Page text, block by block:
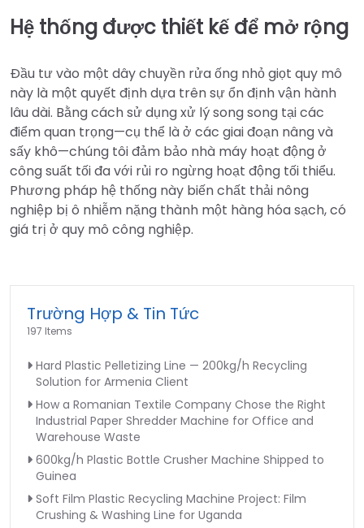
Hệ thống được thiết kế để mở rộng
Đầu tư vào một dây chuyền rửa ống nhỏ giọt quy mô
này là một quyết định dựa trên sự ổn định vận hành
lâu dài. Bằng cách sử dụng xử lý song song tại các
điểm quan trọng—cụ thể là ở các giai đoạn nâng và
sấy khô—chúng tôi đảm bảo nhà máy hoạt động ở
công suất tối đa với rủi ro ngừng hoạt động tối thiểu.
Phương pháp hệ thống này biến chất thải nông
nghiệp bị ô nhiễm nặng thành một hàng hóa sạch, có
giá trị ở quy mô công nghiệp.
Trường Hợp & Tin Tức
197 Items
Hard Plastic Pelletizing Line — 200kg/h Recycling
Solution for Armenia Client
How a Romanian Textile Company Chose the Right
Industrial Paper Shredder Machine for Office and
Warehouse Waste
600kg/h Plastic Bottle Crusher Machine Shipped to
Guinea
Soft Film Plastic Recycling Machine Project: Film
Crushing & Washing Line for Uganda